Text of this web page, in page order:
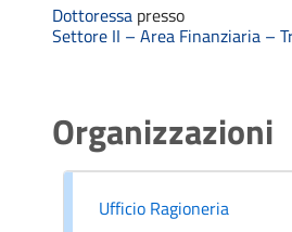
Dottoressa presso
Settore II – Area Finanziaria –
Organizzazioni
Ufficio Ragioneria